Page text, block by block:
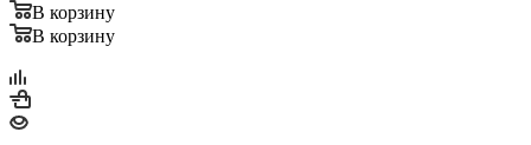
В корзину
В корзину